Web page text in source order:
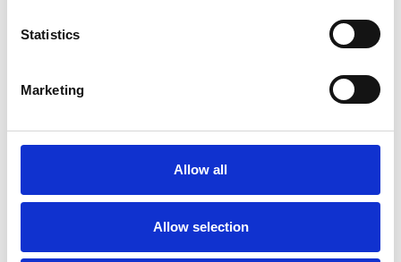
Statistics
Marketing
Allow all
Allow selection
Για την πλήρη ενημέρωση σας, επισυνάπτουμε τη δημοσίευση
της τροποποίησης του νόμου, όπως αυτή εμφανίζεται στην
Είμαστε στη διάθεσή σας για οποιαδήποτε διευκρίνιση ή
σας με τις απαιτήσεις της νομοθεσίας, ώστε να αποφευχθούν
άδειας ασκήσεως επαγγέλματος.
σας, τίθεται σε ισχύόχι τώρα, αλλά από τις 26 Ιανουαρίου